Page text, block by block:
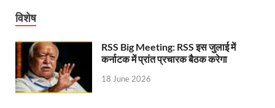
Jairam Ramesh On BJP: श्यामा प्रसाद मुखर्जी के
AIIMS Rishikesh: केन्द्रीय स्वास्थ्य मंत्री जेपी नड्डा से
विशेष
RSS Big Meeting: RSS इस जुलाई में
कर्नाटक में प्रांत प्रचारक बैठक करेगा
18 June 2026